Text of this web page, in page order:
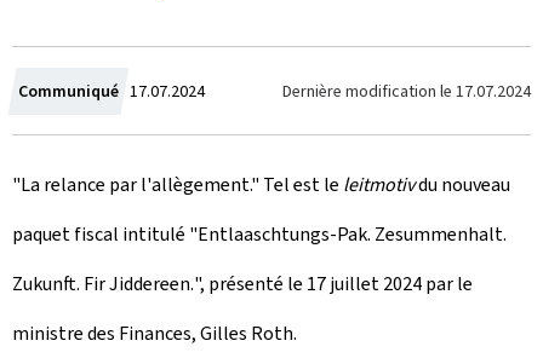
Communiqué C
r
é
e
l
e
17.07.2024 Dernière modification le 17.07.2024
"La relance par l'allègement." Tel est le leitmotivdu nouveau
paquet fiscal intitulé "Entlaaschtungs-Pak. Zesummenhalt.
Zukunft. Fir Jiddereen.", présenté le 17 juillet 2024 par le
ministre des Finances, Gilles Roth.